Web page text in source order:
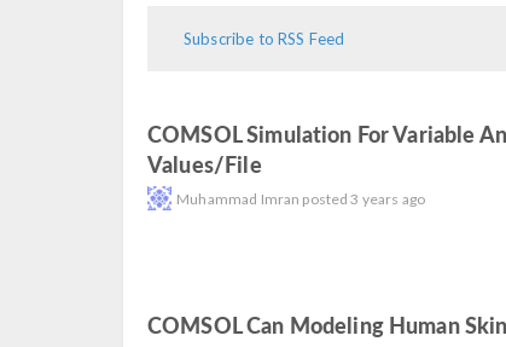
Subscribe to RSS Feed
COMSOL Simulation For Variable
Values/file
Muhammad Imran posted3 years ago
COMSOL Can Modeling Human